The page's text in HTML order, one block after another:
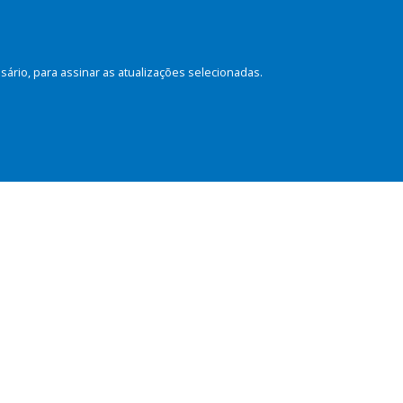
para assinar as atualizações selecionadas.